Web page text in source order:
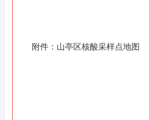
附件：山亭区核酸采样点地图